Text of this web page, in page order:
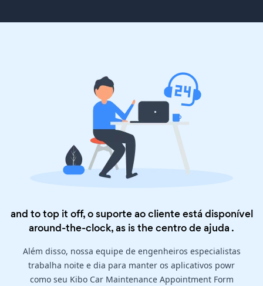
and to top it off, o suporte ao cliente está disponível
around-the-clock, as is thecentro de ajuda .
Além disso, nossa equipe de engenheiros especialistas
trabalha noite e dia para manter os aplicativos powr
como seu Kibo Car Maintenance Appointment Form